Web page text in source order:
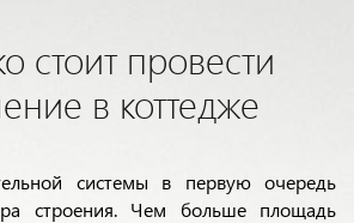
стоит провести
в коттедже
системы в первую очередь
строения. Чем больше площадь